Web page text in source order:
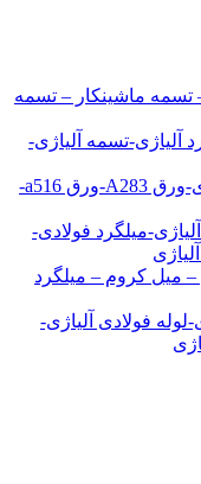
فولاد
ماشینکار – تسمه
آلیاژی-تسمه آلیاژی-
ورق آلیاژی-فروش ورق آلیاژی-ورق A283-ورق a516-
میلگرد فولادی-
– میل کروم – میلگرد
لوله فولادی آلیاژی-